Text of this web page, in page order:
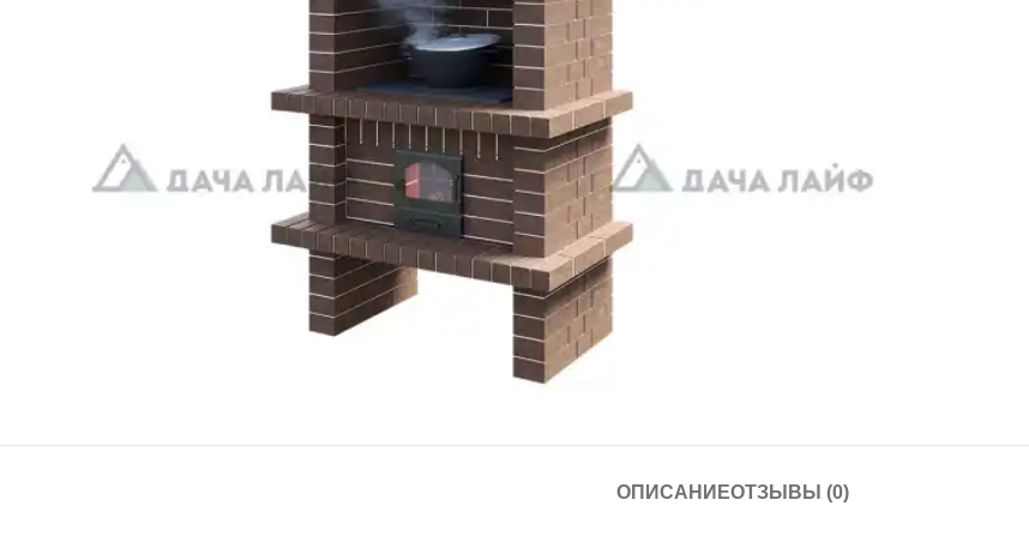
ОПИСАНИЕОТЗЫВЫ (0)